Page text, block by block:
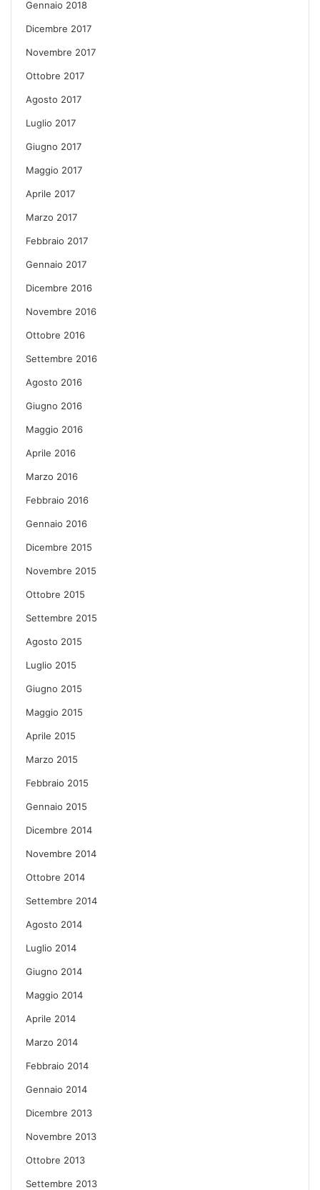
Gennaio 2018
Dicembre 2017
Novembre 2017
Ottobre 2017
Agosto 2017
Luglio 2017
Giugno 2017
Maggio 2017
Aprile 2017
Marzo 2017
Febbraio 2017
Gennaio 2017
Dicembre 2016
Novembre 2016
Ottobre 2016
Settembre 2016
Agosto 2016
Giugno 2016
Maggio 2016
Aprile 2016
Marzo 2016
Febbraio 2016
Gennaio 2016
Dicembre 2015
Novembre 2015
Ottobre 2015
Settembre 2015
Agosto 2015
Luglio 2015
Giugno 2015
Maggio 2015
Aprile 2015
Marzo 2015
Febbraio 2015
Gennaio 2015
Dicembre 2014
Novembre 2014
Ottobre 2014
Settembre 2014
Agosto 2014
Luglio 2014
Giugno 2014
Maggio 2014
Aprile 2014
Marzo 2014
Febbraio 2014
Gennaio 2014
Dicembre 2013
Novembre 2013
Ottobre 2013
Settembre 2013